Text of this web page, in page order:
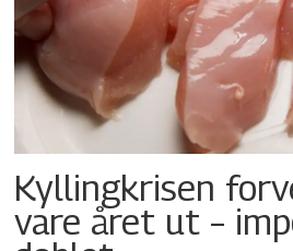
Kyllingkrisen
vare året ut –